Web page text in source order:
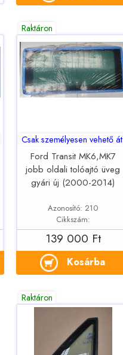
Raktáron
Csak személyesen vehető át
Ford Transit MK6,MK7
jobb oldali tolóajtó üveg
gyári új (2000-2014)
Azonosító: 210
Cikkszám:
139 000 Ft
Kosárba
Raktáron